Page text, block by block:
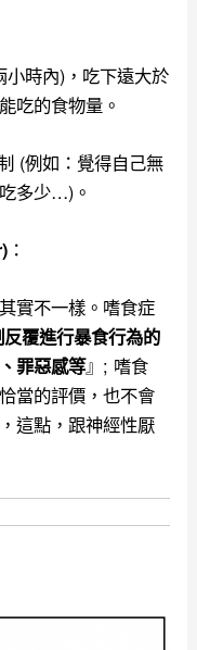
時內)，吃下遠大於
吃的食物量。
(例如：覺得自己無
多少…)。
：
實不一樣。嗜食症
覆進行暴食行為的
罪惡感等』; 嗜食
當的評價，也不會
這點，跟神經性厭